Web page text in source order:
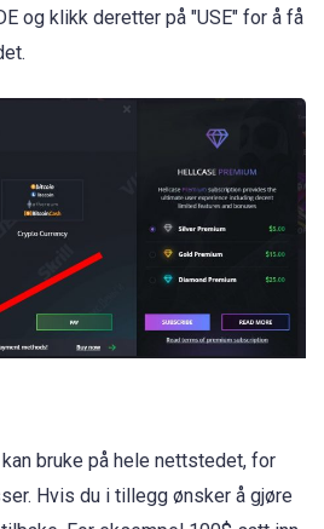
og klikk deretter på "USE" for å få
bruke på hele nettstedet, for
Hvis du i tillegg ønsker å gjøre